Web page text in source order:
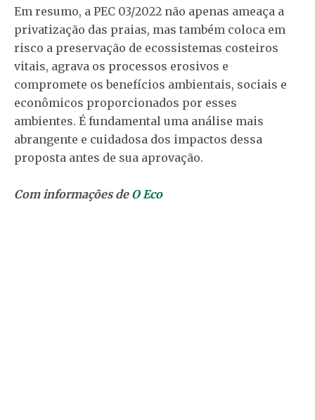
Em resumo, a PEC 03/2022 não apenas ameaça a
privatização das praias, mas também coloca em
risco a preservação de ecossistemas costeiros
vitais, agrava os processos erosivos e
compromete os benefícios ambientais, sociais e
econômicos proporcionados por esses
ambientes. É fundamental uma análise mais
abrangente e cuidadosa dos impactos dessa
proposta antes de sua aprovação.
Com informações de O Eco